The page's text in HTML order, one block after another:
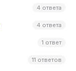
4 ответа
4 ответа
1 ответ
11 ответов